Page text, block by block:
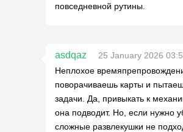
повседневной рутины.
asdqaz
25 January 2026
Неплохое
поворачиваешь карты и
задачи. Да, привыкать к
она подводит. Но, если нужно
сложные развлекушки не